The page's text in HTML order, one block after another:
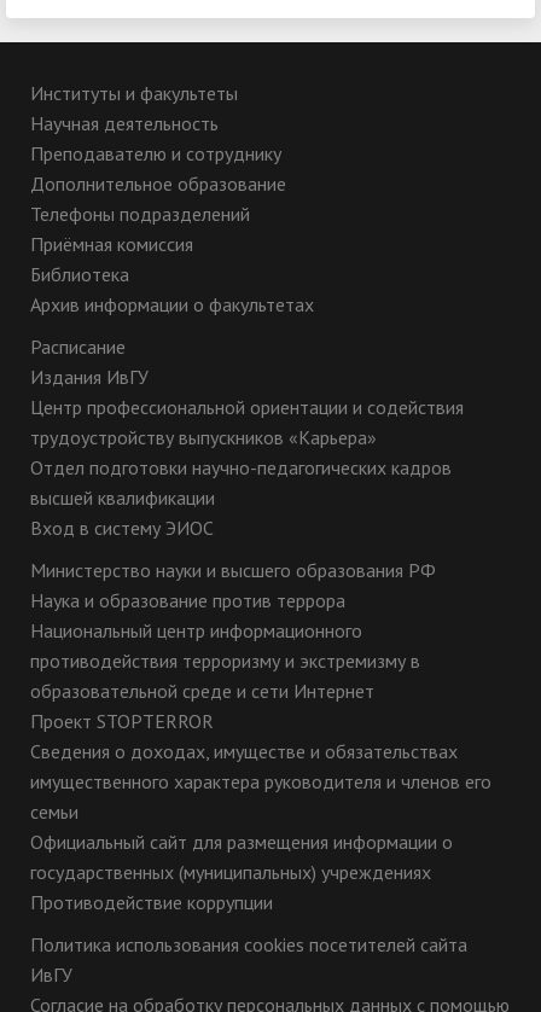
Институты и факультеты
Научная деятельность
Преподавателю и сотруднику
Дополнительное образование
Телефоны подразделений
Приёмная комиссия
Библиотека
Архив информации о факультетах
Расписание
Издания ИвГУ
Центр профессиональной ориентации и содействия
трудоустройству выпускников «Карьера»
Отдел подготовки научно-педагогических кадров
высшей квалификации
Вход в систему ЭИОС
Министерство науки и высшего образования РФ
Наука и образование против террора
Национальный центр информационного
противодействия терроризму и экстремизму в
образовательной среде и сети Интернет
Проект STOPTERROR
Сведения о доходах, имуществе и обязательствах
имущественного характера руководителя и членов его
семьи
Официальный сайт для размещения информации о
государственных (муниципальных) учреждениях
Противодействие коррупции
Политика использования cookies посетителей сайта
ИвГУ
Согласие на обработку персональных данных с помощью